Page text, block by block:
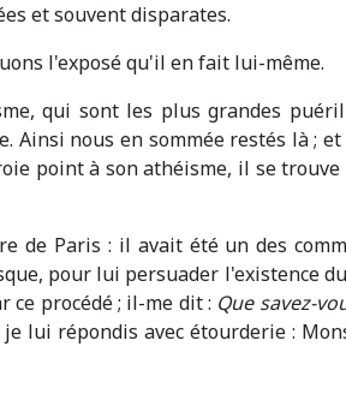
et souvent disparates.
l'exposé qu'il en fait lui-même.
qui sont les plus grandes
nous en sommée restés là ;
point à son athéisme, il se
de Paris : il avait été un des
pour lui persuader l'existence
procédé ; il-me dit : Que savez-
lui répondis avec étourderie :